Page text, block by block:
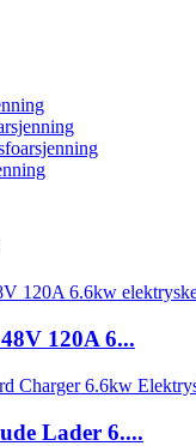
120A 6...
Lader 6....